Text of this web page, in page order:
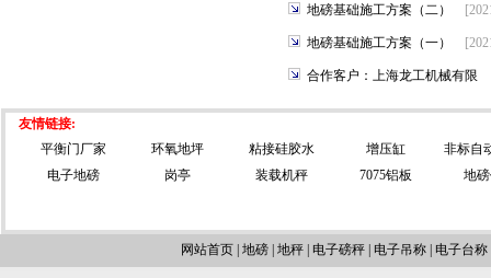
地磅基础施工方案（二）
地磅基础施工方案（一）
合作客户：上海龙工机械有限
友情链接:
平衡门厂家
环氧地坪 粘接硅胶水 增压缸
非标自
电子地磅
岗亭 装载机秤 7075铝板 地
网站首页 地磅 地秤 电子磅秤 电子吊称 电子台称